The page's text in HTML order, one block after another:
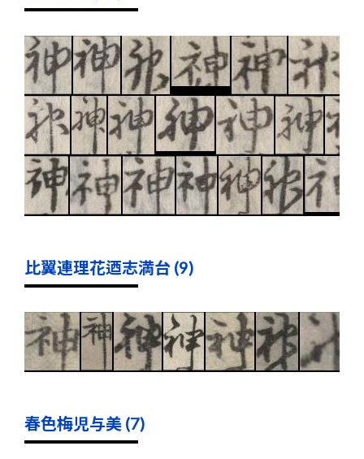
比翼連理花迺志満台 (9)
春色梅児与美 (7)